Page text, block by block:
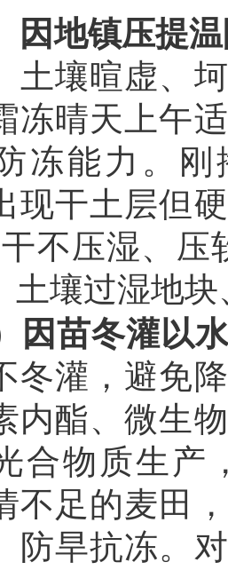
因地镇压提
土壤暄虚、
冻晴天上午
冻能力。
刚
现干土层但
不压湿、压
土壤过湿地块
因苗冬灌以
冬灌，避免
内酯、微生
合物质生产
不足的麦田
防旱抗冻。对